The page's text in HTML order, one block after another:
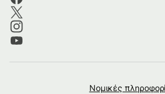
Νομικές